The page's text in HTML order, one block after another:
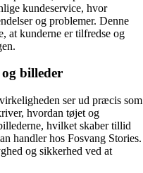
kundeservice, hvor
og problemer. Denne
at kunderne er tilfredse og
billeder
ser ud præcis som
hvordan tøjet og
hvilket skaber tillid
handler hos Fosvang Stories.
og sikkerhed ved at